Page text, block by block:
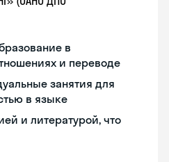
в
и переводе
занятия для
в языке
и литературой, что